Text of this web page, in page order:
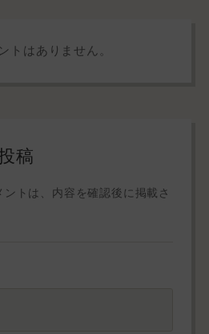
トはありません。
稿
トは、内容を確認後に掲載さ